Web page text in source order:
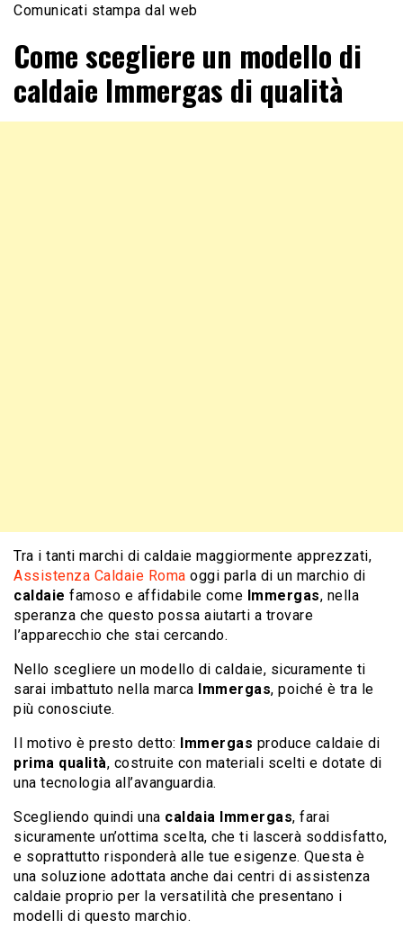
Comunicati stampa dal web
Come scegliere un modello di
caldaie Immergas di qualità
Tra i tanti marchi di caldaie maggiormente apprezzati,
Assistenza Caldaie Roma oggi parla di un marchio di
caldaie famoso e affidabile come Immergas, nella
speranza che questo possa aiutarti a trovare
l’apparecchio che stai cercando.
Nello scegliere un modello di caldaie, sicuramente ti
sarai imbattuto nella marca Immergas, poiché è tra le
più conosciute.
Il motivo è presto detto: Immergas produce caldaie di
prima qualità, costruite con materiali scelti e dotate di
una tecnologia all’avanguardia.
Scegliendo quindi una caldaia Immergas, farai
sicuramente un’ottima scelta, che ti lascerà soddisfatto,
e soprattutto risponderà alle tue esigenze. Questa è
una soluzione adottata anche dai centri di assistenza
caldaie proprio per la versatilità che presentano i
modelli di questo marchio.